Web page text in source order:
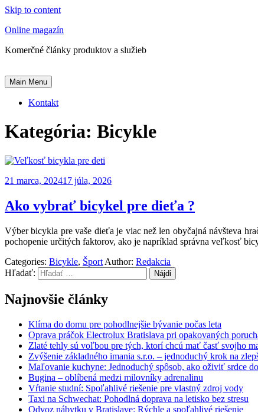
Skip to content
Online magazín
Komerčné články produktov a služieb
Main Menu
Kontakt
Kategória: Bicykle
21 marca, 202417 júla, 2026
Ako vybrať bicykel pre dieťa ?
Výber bicykla pre vaše dieťa je viac než len obyčajná návšteva
pochopenie určitých faktorov, ako je napríklad správna veľkosť
Categories: Bicykle, Šport Author: Redakcia
Hľadať:
Najnovšie články
Klíma do domu pre pohodlnejšie bývanie počas leta
Oprava práčok Electrolux Bratislava pri opakovaných
Zlaté tehly sú voľbou pre tých, ktorí chcú mať časť svojho
Zvýšenie základného imania s.r.o. – jednoduchý krok na
Maľovanie kuchyne: Jednoduchý spôsob, ako oživiť srdce
Bugina – oblíbená medzi milovníky adrenalinu
Vŕtanie studní: Spoľahlivé riešenie pre vlastný zdroj vody
Taxi na Schwechat: Pohodlná doprava na letisko bez stresu
Odvoz nábytku v Bratislave: Rýchle a spoľahlivé riešenie